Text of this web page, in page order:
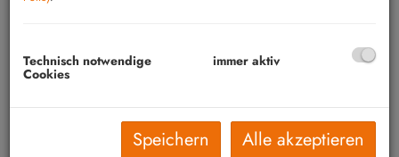
befinden sich Küche, Speis, WC, Bad mit
teilweise ausgebaute Dachgeschoß verfügt über
weitere zwei Zimmer. Vollkeller mit Garage,
Technisch notwendige
Cookies
immer aktiv
Speichern Alle akzeptieren